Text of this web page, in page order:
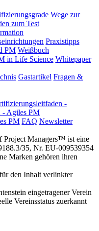
Wege zur
zum Test
Praxistipps
PM Weißbuch
in Life Science Whitepaper
Gastartikel Fragen &
-
- Agiles PM
PM FAQ Newsletter
Managers™ ist eine
35, Nr. EU-009539354
Marken gehören ihren
den Inhalt verlinkter
eingetragener Verein
Vereinsstatus zuerkannt